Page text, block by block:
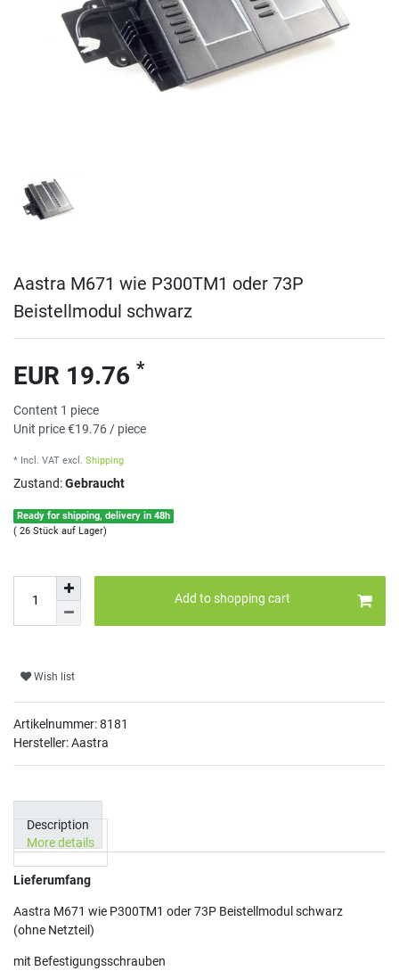
Aastra M671 wie P300TM1 oder 73P
Beistellmodul schwarz
EUR 19.76 *
Content 1 piece
Unit price€19.76 / piece
* Incl. VAT excl. Shipping
Zustand:Gebraucht
Ready for shipping, delivery in 48h
( 26 Stück auf Lager)
Add to shopping cart
Wish list
Artikelnummer:8181
Hersteller: Aastra
Description
More details
Lieferumfang
Aastra M671 wie P300TM1 oder 73P Beistellmodul schwarz
(ohne Netzteil)
mit Befestigungsschrauben